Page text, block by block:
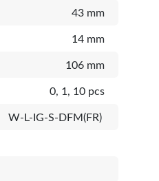
43 mm
14 mm
106 mm
0, 1, 10 pcs
W-L-IG-S-DFM(FR)